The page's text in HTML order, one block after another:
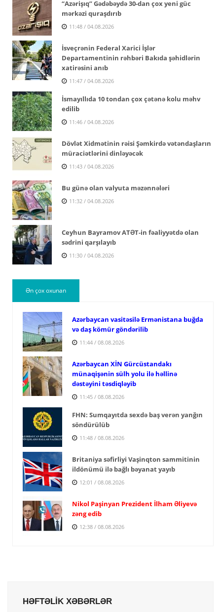
“Azərişıq” Gədəbəydə 30-dan çox yeni güc
mərkəzi quraşdırıb
11:48 / 04.08.2026
İsveçrənin Federal Xarici İşlər
Departamentinin rəhbəri Bakıda şəhidlərin
xatirəsini anıb
11:47 / 04.08.2026
İsmayıllıda 10 tondan çox çətənə kolu məhv
edilib
11:46 / 04.08.2026
Dövlət Xidmətinin rəisi Şəmkirdə vətəndaşların
müraciətlərini dinləyəcək
11:43 / 04.08.2026
Bu günə olan valyuta məzənnələri
11:32 / 04.08.2026
Ceyhun Bayramov ATƏT-in fəaliyyətdə olan
sədrini qarşılayıb
11:30 / 04.08.2026
Ən çox oxunan
Azərbaycan vasitəsilə Ermənistana buğda
və daş kömür göndərilib
11:44 / 08.08.2026
Azərbaycan XİN Gürcüstandakı
münaqişənin sülh yolu ilə həllinə
dəstəyini təsdiqləyib
11:45 / 08.08.2026
FHN: Sumqayıtda sexdə baş verən yanğın
söndürülüb
11:48 / 08.08.2026
Britaniya səfirliyi Vaşinqton sammitinin
ildönümü ilə bağlı bəyanat yayıb
12:01 / 08.08.2026
Nikol Paşinyan Prezident İlham Əliyevə
zəng edib
12:38 / 08.08.2026
HƏFTƏLİK XƏBƏRLƏR